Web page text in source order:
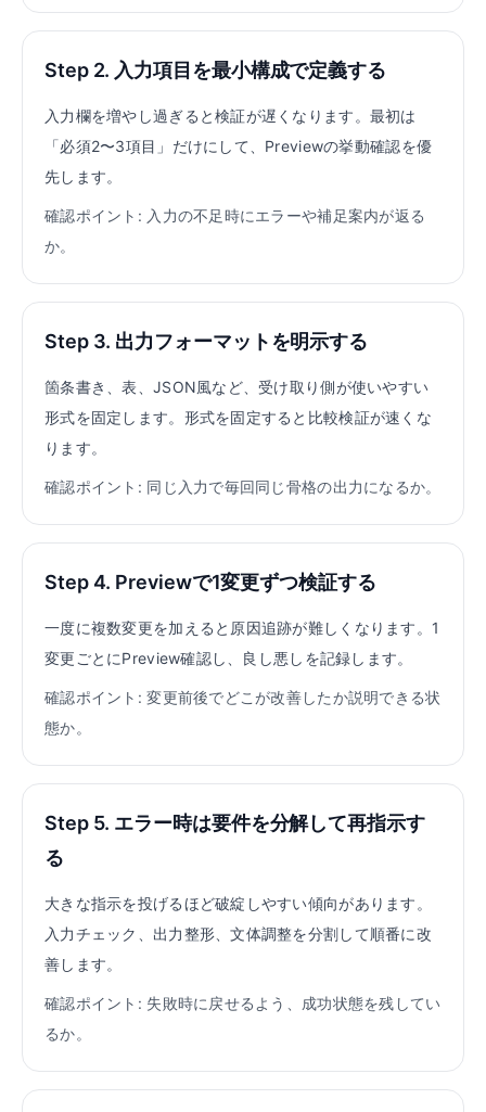
Step 2. 入力項目を最小構成で定義する
入力欄を増やし過ぎると検証が遅くなります。最初は
「必須2〜3項目」だけにして、Previewの挙動確認を優
先します。
確認ポイント: 入力の不足時にエラーや補足案内が返る
か。
Step 3. 出力フォーマットを明示する
箇条書き、表、JSON風など、受け取り側が使いやすい
形式を固定します。形式を固定すると比較検証が速くな
ります。
確認ポイント: 同じ入力で毎回同じ骨格の出力になるか。
Step 4. Previewで1変更ずつ検証する
一度に複数変更を加えると原因追跡が難しくなります。1
変更ごとにPreview確認し、良し悪しを記録します。
確認ポイント: 変更前後でどこが改善したか説明できる状
態か。
Step 5. エラー時は要件を分解して再指示す
る
大きな指示を投げるほど破綻しやすい傾向があります。
入力チェック、出力整形、文体調整を分割して順番に改
善します。
確認ポイント: 失敗時に戻せるよう、成功状態を残してい
るか。